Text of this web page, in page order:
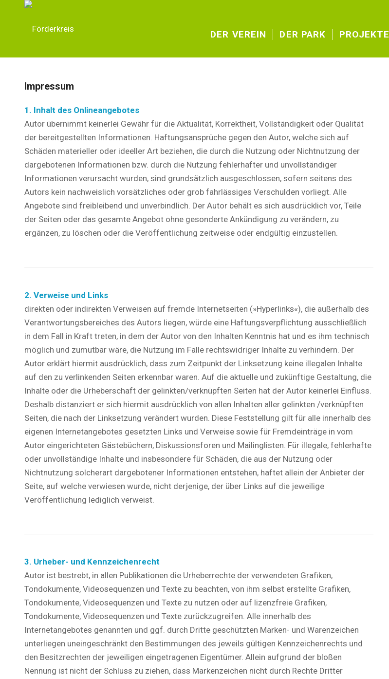
DER VEREIN DER PARK PROJEKTE
Impressum
1. Inhalt des Onlineangebotes
Autor übernimmt keinerlei Gewähr für die Aktualität, Korrektheit, Vollständigkeit oder Qualität
der bereitgestellten Informationen. Haftungsansprüche gegen den Autor, welche sich auf
Schäden materieller oder ideeller Art beziehen, die durch die Nutzung oder Nichtnutzung der
dargebotenen Informationen bzw. durch die Nutzung fehlerhafter und unvollständiger
Informationen verursacht wurden, sind grundsätzlich ausgeschlossen, sofern seitens des
Autors kein nachweislich vorsätzliches oder grob fahrlässiges Verschulden vorliegt. Alle
Angebote sind freibleibend und unverbindlich. Der Autor behält es sich ausdrücklich vor, Teile
der Seiten oder das gesamte Angebot ohne gesonderte Ankündigung zu verändern, zu
ergänzen, zu löschen oder die Veröffentlichung zeitweise oder endgültig einzustellen.
2. Verweise und Links
direkten oder indirekten Verweisen auf fremde Internetseiten (»Hyperlinks«), die außerhalb des
Verantwortungsbereiches des Autors liegen, würde eine Haftungsverpflichtung ausschließlich
in dem Fall in Kraft treten, in dem der Autor von den Inhalten Kenntnis hat und es ihm technisch
möglich und zumutbar wäre, die Nutzung im Falle rechtswidriger Inhalte zu verhindern. Der
Autor erklärt hiermit ausdrücklich, dass zum Zeitpunkt der Linksetzung keine illegalen Inhalte
auf den zu verlinkenden Seiten erkennbar waren. Auf die aktuelle und zukünftige Gestaltung, die
Inhalte oder die Urheberschaft der gelinkten/verknüpften Seiten hat der Autor keinerlei Einfluss.
Deshalb distanziert er sich hiermit ausdrücklich von allen Inhalten aller gelinkten /verknüpften
Seiten, die nach der Linksetzung verändert wurden. Diese Feststellung gilt für alle innerhalb des
eigenen Internetangebotes gesetzten Links und Verweise sowie für Fremdeinträge in vom
Autor eingerichteten Gästebüchern, Diskussionsforen und Mailinglisten. Für illegale, fehlerhafte
oder unvollständige Inhalte und insbesondere für Schäden, die aus der Nutzung oder
Nichtnutzung solcherart dargebotener Informationen entstehen, haftet allein der Anbieter der
Seite, auf welche verwiesen wurde, nicht derjenige, der über Links auf die jeweilige
Veröffentlichung lediglich verweist.
3. Urheber- und Kennzeichenrecht
Autor ist bestrebt, in allen Publikationen die Urheberrechte der verwendeten Grafiken,
Tondokumente, Videosequenzen und Texte zu beachten, von ihm selbst erstellte Grafiken,
Tondokumente, Videosequenzen und Texte zu nutzen oder auf lizenzfreie Grafiken,
Tondokumente, Videosequenzen und Texte zurückzugreifen. Alle innerhalb des
Internetangebotes genannten und ggf. durch Dritte geschützten Marken- und Warenzeichen
unterliegen uneingeschränkt den Bestimmungen des jeweils gültigen Kennzeichenrechts und
den Besitzrechten der jeweiligen eingetragenen Eigentümer. Allein aufgrund der bloßen
Nennung ist nicht der Schluss zu ziehen, dass Markenzeichen nicht durch Rechte Dritter